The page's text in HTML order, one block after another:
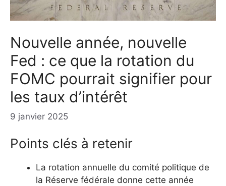
Nouvelle année, nouvelle
Fed : ce que la rotation du
FOMC pourrait signifier pour
les taux d’intérêt
9 janvier 2025
Points clés à retenir
La rotation annuelle du comité politique de
la Réserve fédérale donne cette année